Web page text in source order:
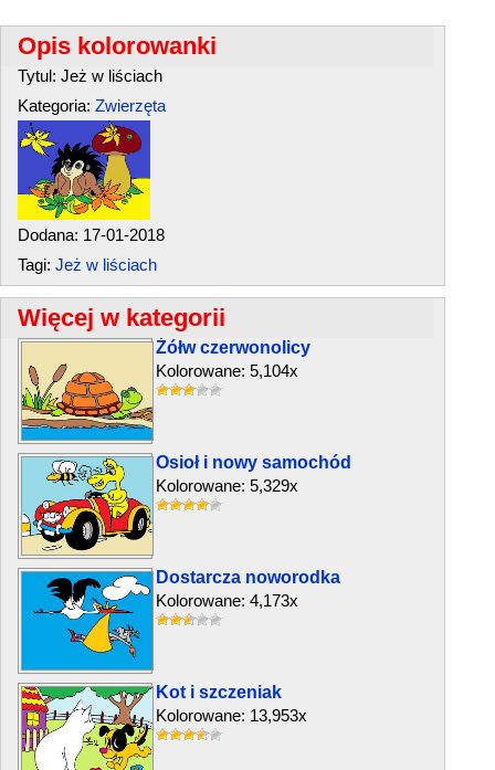
Opis kolorowanki
Tytul: Jeż w liściach
Kategoria: Zwierzęta
Dodana: 17-01-2018
Tagi: Jeż w liściach
Więcej w kategorii
Żółw czerwonolicy
Kolorowane: 5,104x
Osioł i nowy samochód
Kolorowane: 5,329x
Dostarcza noworodka
Kolorowane: 4,173x
Kot i szczeniak
Kolorowane: 13,953x